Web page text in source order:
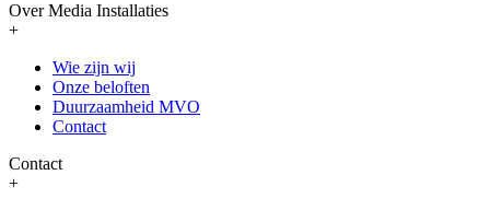
Over Media Installaties
+
Wie zijn wij
Onze beloften
Duurzaamheid MVO
Contact
Contact
+